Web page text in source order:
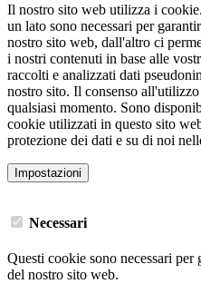
Il nostro sito web utilizza i
un lato sono necessari per
nostro sito web, dall'altro ci
i nostri contenuti in base alle
raccolti e analizzati dati
nostro sito. Il consenso
qualsiasi momento. Sono
cookie utilizzati in questo sito
protezione dei dati e su di noi
Impostazioni
Necessari
Questi cookie sono necessari
del nostro sito web.